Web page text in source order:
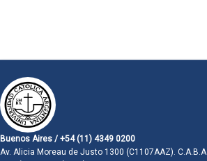
Buenos Aires / +54 (11) 4349 0200
Av. Alicia Moreau de Justo 1300 (C1107AAZ). C.A.B.A.